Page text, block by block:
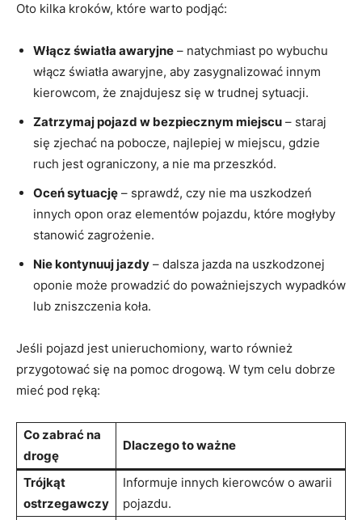
Oto‍ kilka kroków, które warto podjąć:
Włącz światła awaryjne – natychmiast po wybuchu
włącz światła awaryjne, aby ‌zasygnalizować innym
kierowcom, że znajdujesz się ‍w trudnej ⁤sytuacji.
Zatrzymaj pojazd w bezpiecznym​ miejscu – staraj
się zjechać na pobocze, najlepiej w miejscu, gdzie​
ruch jest ograniczony, a nie ma przeszkód.
Oceń ‌sytuację ⁤– sprawdź, ⁣czy​ nie ‌ma uszkodzeń
innych ⁣opon oraz elementów pojazdu, które mogłyby
stanowić zagrożenie.
Nie kontynuuj jazdy – dalsza jazda na uszkodzonej
oponie może prowadzić do poważniejszych wypadków
lub ​zniszczenia koła.
Jeśli pojazd jest unieruchomiony, warto również
przygotować ‌się ​na pomoc drogową. W ⁣tym celu dobrze⁣
mieć pod ręką:
Co zabrać na
drogę
Dlaczego to ważne
Trójkąt⁣
ostrzegawczy
Informuje innych kierowców o ⁤awarii
pojazdu.